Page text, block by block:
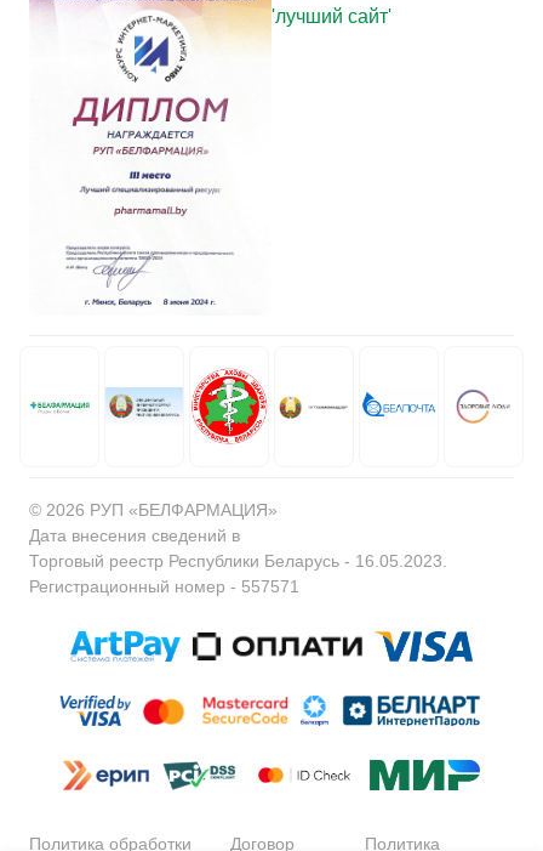
© 2026 РУП «БЕЛФАРМАЦИЯ»
Дата внесения сведений в
Торговый реестр Республики Беларусь - 16.05.2023.
Регистрационный номер - 557571
Политика обработки Договор Политика